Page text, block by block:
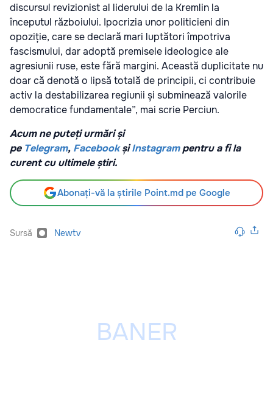
discursul revizionist al liderului de la Kremlin la
începutul războiului. Ipocrizia unor politicieni din
opoziție, care se declară mari luptători împotriva
fascismului, dar adoptă premisele ideologice ale
agresiunii ruse, este fără margini. Această duplicitate nu
doar că denotă o lipsă totală de principii, ci contribuie
activ la destabilizarea regiunii și subminează valorile
democratice fundamentale”, mai scrie Perciun.
Acum ne puteți urmări și
pe Telegram, Facebook șiInstagrampentru a fi la
curent cu ultimele știri.
Abonați-vă la știrile Point.md pe Google
Sursă Newtv